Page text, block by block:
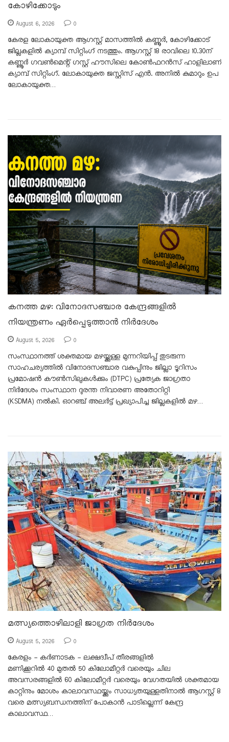
കോഴിക്കോടും
August 6, 2026 0
കേരള ലോകായുക്ത ആഗസ്റ്റ് മാസത്തിൽ കണ്ണൂർ, കോഴിക്കോട്
ജില്ലകളിൽ ക്യാമ്പ് സിറ്റിംഗ് നടത്തും. ആഗസ്റ്റ് 18 രാവിലെ 10.30ന്
കണ്ണൂർ ഗവൺമെന്റ് ഗസ്റ്റ് ഹൗസിലെ കോൺഫറൻസ് ഹാളിലാണ്
ക്യാമ്പ് സിറ്റിംഗ്. ലോകായുക്ത ജസ്റ്റിസ് എൻ. അനിൽ കുമാറും ഉപ
ലോകായുക്ത…
കനത്ത മഴ: വിനോദസഞ്ചാര കേന്ദ്രങ്ങളിൽ
നിയന്ത്രണം ഏർപ്പെടുത്താൻ നിർദേശം
August 5, 2026 0
സംസ്ഥാനത്ത് ശക്തമായ മഴയ്ക്കുള്ള മുന്നറിയിപ്പ് തുടരുന്ന
സാഹചര്യത്തിൽ വിനോദസഞ്ചാര വകുപ്പിനും ജില്ലാ ടൂറിസം
പ്രമോഷൻ കൗൺസിലുകൾക്കും (DTPC) പ്രത്യേക ജാഗ്രതാ
നിർദേശം സംസ്ഥാന ദുരന്ത നിവാരണ അതോറിറ്റി
(KSDMA) നൽകി. ഓറഞ്ച് അലർട്ട് പ്രഖ്യാപിച്ച ജില്ലകളിൽ മഴ…
മത്സ്യത്തൊഴിലാളി ജാഗ്രത നിർദേശം
August 5, 2026 0
കേരളം - കർണാടക - ലക്ഷദ്വീപ് തീരങ്ങളിൽ
മണിക്കൂറിൽ 40 മുതൽ 50 കിലോമീറ്റർ വരെയും ചില
അവസരങ്ങളിൽ 60 കിലോമീറ്റർ വരെയും വേഗതയിൽ ശക്തമായ
കാറ്റിനും മോശം കാലാവസ്ഥയ്ക്കും സാധ്യതയുള്ളതിനാൽ ആഗസ്റ്റ് 8
വരെ മത്സ്യബന്ധനത്തിന് പോകാൻ പാടില്ലെന്ന് കേന്ദ്ര
കാലാവസ്ഥ…